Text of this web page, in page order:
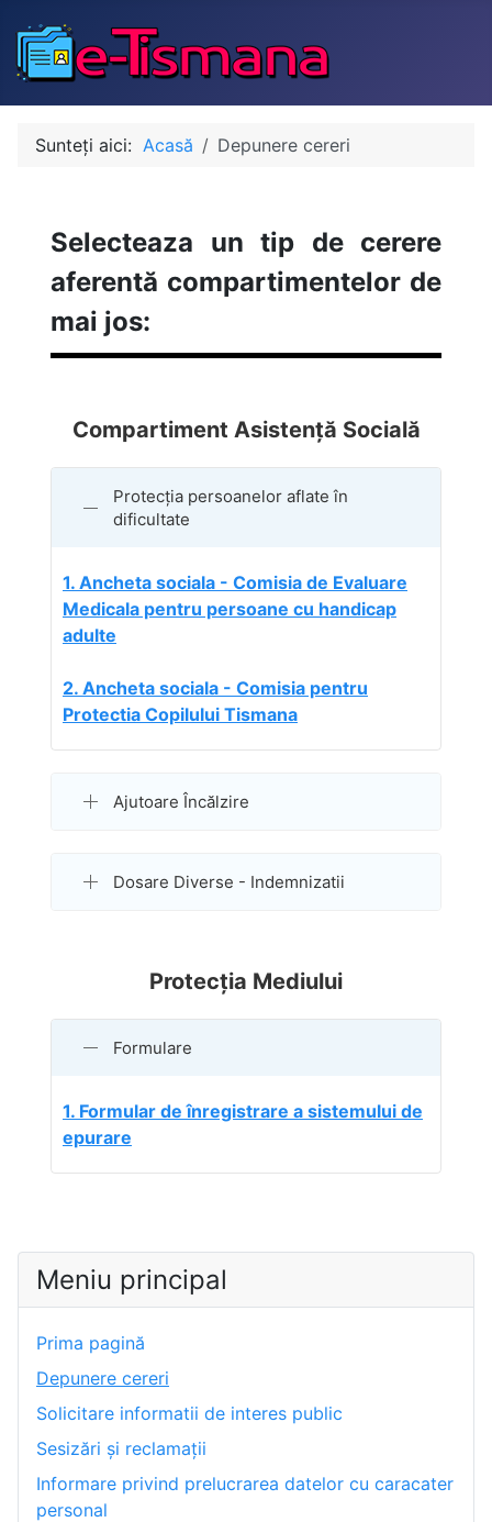
Sunteți aici: Acasă Depunere cereri
Selecteaza un tip de cerere
aferentă compartimentelor de
mai jos:
Compartiment Asistență Socială
Protecția persoanelor aflate în
dificultate
1. Ancheta sociala - Comisia de Evaluare
Medicala pentru persoane cu handicap
adulte
2. Ancheta sociala - Comisia pentru
Protectia Copilului Tismana
Ajutoare Încălzire
Dosare Diverse - Indemnizatii
Protecția Mediului
Formulare
1. Formular de înregistrare a sistemului de
epurare
Meniu principal
Prima pagină
Depunere cereri
Solicitare informatii de interes public
Sesizări și reclamații
Informare privind prelucrarea datelor cu caracater
personal